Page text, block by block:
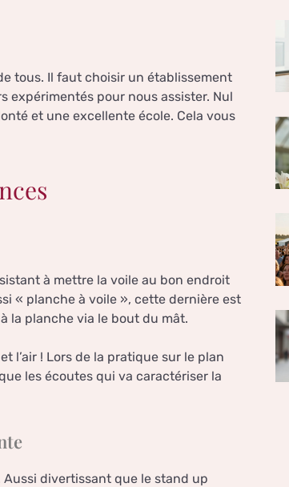
tous. Il faut choisir un établissement
expérimentés pour nous assister. Nul
et une excellente école. Cela vous
à mettre la voile au bon endroit
« planche à voile », cette dernière est
la planche via le bout du mât.
l’air ! Lors de la pratique sur le plan
les écoutes qui va caractériser la
divertissant que le stand up